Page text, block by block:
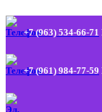
+7 (963) 534-66-71
+7 (961) 984-77-59